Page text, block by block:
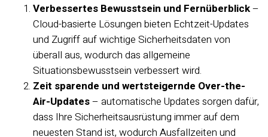
Verbessertes Bewusstsein und Fernüberblick–
Cloud-basierte Lösungen bieten Echtzeit-Updates
und Zugriff auf wichtige Sicherheitsdaten von
überall aus, wodurch das allgemeine
Situationsbewusstsein verbessert wird.
Zeit sparende und wertsteigernde Over-the-
Air-Updates– automatische Updates sorgen dafür,
dass Ihre Sicherheitsausrüstung immer auf dem
neuesten Stand ist, wodurch Ausfallzeiten und